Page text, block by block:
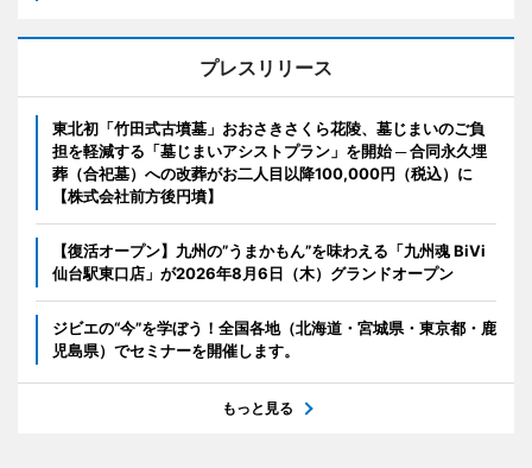
プレスリリース
東北初「竹田式古墳墓」おおさきさくら花陵、墓じまいのご負
担を軽減する「墓じまいアシストプラン」を開始 ─ 合同永久埋
葬（合祀墓）への改葬がお二人目以降100,000円（税込）に
【株式会社前方後円墳】
【復活オープン】九州の”うまかもん”を味わえる「九州魂 BiVi
仙台駅東口店」が2026年8月6日（木）グランドオープン
ジビエの“今”を学ぼう！全国各地（北海道・宮城県・東京都・鹿
児島県）でセミナーを開催します。
もっと見る